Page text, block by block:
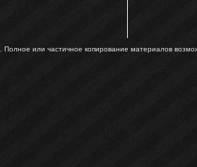
Полное или частичное копирование материалов